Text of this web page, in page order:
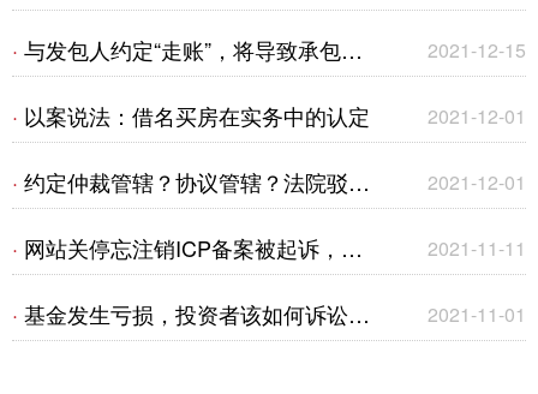
女方的转账并不一定系借款
· 与发包人约定“走账”，将导致承包人
建设工程价款优先受偿权的丧失——
2021-12-15
· 以案说法：借名买房在实务中的认定 2021-12-01
· 约定仲裁管辖？协议管辖？法院驳回
全部诉讼请求？——代位权诉讼
2021-12-01
· 网站关停忘注销ICP备案被起诉，代
理被告胜诉不担责｜成功案例
2021-11-11
· 基金发生亏损，投资者该如何诉讼维
2021-11-01